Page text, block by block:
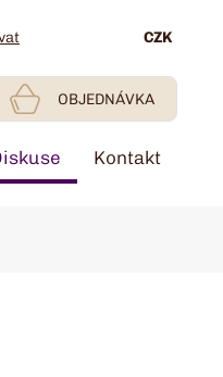
OBJEDNÁVKA
CZK
Kontakt